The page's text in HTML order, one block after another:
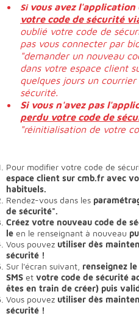
Sivous avez l'application
votre code de sécurité
oublié votre code de
pas vous connecter par
"demander un nouveau
dans votre espace client
quelques jours un
sécurité.
Si vous n'avez pas
perdu votre code de
"réinitialisation de votre
Pour modifier votre code de
espace client sur cmb.fr avec
habituels.
Rendez-vous dans les
de sécurité".
Créez votre nouveau code de
le en le renseignant à nouveau
Vous pouvez utiliser dès
sécurité !
Sur l'écran suivant, renseignez
SMS et votre code de sécurité
êtes en train de créer) puis
Vous pouvez utiliser dès
sécurité !